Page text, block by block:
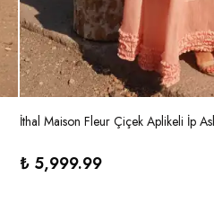
İthal Maison Fleur Çiçek Aplikeli İp
₺ 5,999.99